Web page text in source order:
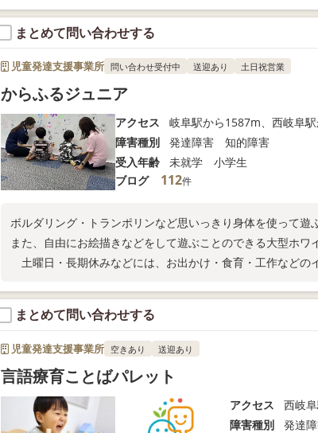
まとめて問い合わせする
児童発達支援事業所 問い合わせ受付中 送迎あり 土日祝営業
からふるジュニア
アクセス
岐阜駅から1587m、西岐阜
障害種別
発達障害 知的障害
受入年齢
未就学 小学生
ブログ
112件
ボルダリング・トランポリンなど思いっきり身体を使って遊
また、自由にお絵描きなどをして遊ぶことのできる大型ホ
土曜日・長期休みなどには、お出かけ・食育・工作などの
まとめて問い合わせする
児童発達支援事業所 空きあり 送迎あり
言語療育ことばパレット
アクセス
西岐
障害種別
発達